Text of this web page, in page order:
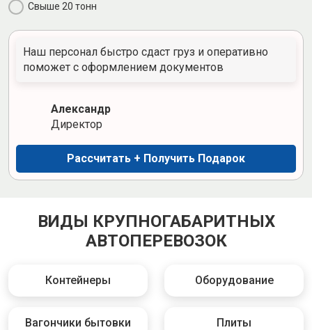
Свыше 20 тонн
Наш персонал быстро сдаст груз и оперативно
поможет с оформлением документов
Александр
Директор
Рассчитать + Получить Подарок
ВИДЫ КРУПНОГАБАРИТНЫХ
АВТОПЕРЕВОЗОК
Контейнеры Оборудование
Вагончики бытовки Плиты